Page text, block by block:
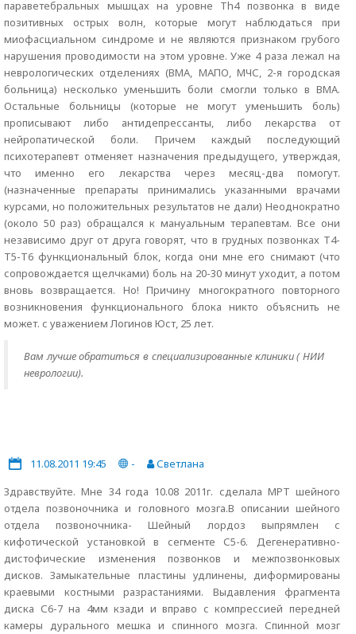
параветебральных мышцах на уровне Th4 позвонка в виде
позитивных острых волн, которые могут наблюдаться при
миофасциальном синдроме и не являются признаком грубого
нарушения проводимости на этом уровне. Уже 4 раза лежал на
неврологических отделениях (ВМА, МАПО, МЧС, 2-я городская
больница) несколько уменьшить боли смогли только в ВМА.
Остальные больницы (которые не могут уменьшить боль)
прописывают либо антидепрессанты, либо лекарства от
нейропатической боли. Причем каждый последующий
психотерапевт отменяет назначения предыдущего, утверждая,
что именно его лекарства через месяц-два помогут.
(назначенные препараты принимались указанными врачами
курсами, но положительных результатов не дали) Неоднократно
(около 50 раз) обращался к мануальным терапевтам. Все они
независимо друг от друга говорят, что в грудных позвонках Т4-
Т5-Т6 функциональный блок, когда они мне его снимают (что
сопровождается щелчками) боль на 20-30 минут уходит, а потом
вновь возвращается. Но! Причину многократного повторного
возникновения функционального блока никто объяснить не
может. с уважением Логинов Юст, 25 лет.
Вам лучше обратиться в специализированные клиники ( НИИ
неврологии).
11.08.2011 19:45 -
Светлана
Здравствуйте. Мне 34 года 10.08 2011г. сделала МРТ шейного
отдела позвоночника и головного мозга.В описании шейного
отдела позвоночника- Шейный лордоз выпрямлен с
кифотической установкой в сегменте С5-6. Дегенеративно-
дистофические изменения позвонков и межпозвонковых
дисков. Замыкательные пластины удлинены, диформированы
краевыми костными разрастаниями. Выдавления фрагмента
диска С6-7 на 4мм кзади и вправо с компрессией передней
камеры дурального мешка и спинного мозга. Спинной мозг